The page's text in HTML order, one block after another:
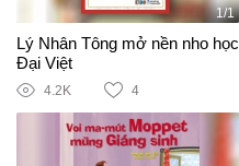
1/1
Lý Nhân Tông mở nền nho học
Đại Việt
4.2K 4